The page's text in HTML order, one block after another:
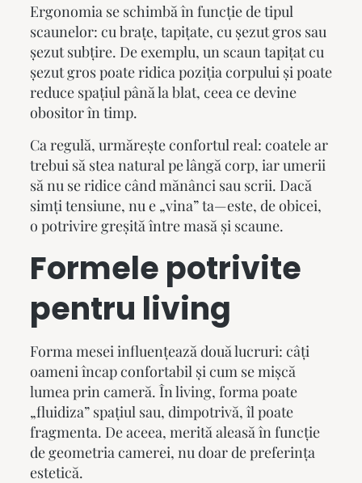
Ergonomia se schimbă în funcție de tipul
scaunelor: cu brațe, tapițate, cu șezut gros sau
șezut subțire. De exemplu, un scaun tapițat cu
șezut gros poate ridica poziția corpului și poate
reduce spațiul până la blat, ceea ce devine
obositor în timp.
Ca regulă, urmărește confortul real: coatele ar
trebui să stea natural pe lângă corp, iar umerii
să nu se ridice când mănânci sau scrii. Dacă
simți tensiune, nu e „vina” ta—este, de obicei,
o potrivire greșită între masă și scaune.
Formele potrivite
pentru living
Forma mesei influențează două lucruri: câți
oameni încap confortabil și cum se mișcă
lumea prin cameră. În living, forma poate
„fluidiza” spațiul sau, dimpotrivă, îl poate
fragmenta. De aceea, merită aleasă în funcție
de geometria camerei, nu doar de preferința
estetică.